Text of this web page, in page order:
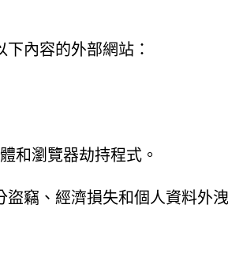
內容的外部網站：
和瀏覽器劫持程式。
竊、經濟損失和個人資料外